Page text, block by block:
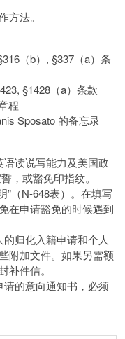
法。
（b）, §337（a）条
§1428（a）条款
程
Sposato 的备忘录
读说写能力及美国政
，或豁免印指纹。
”（N-648表）。在填写
在申请豁免的时候遇到
归化入籍申请和个人
附加文件。如果另需额
件信。
的意向通知书，必须